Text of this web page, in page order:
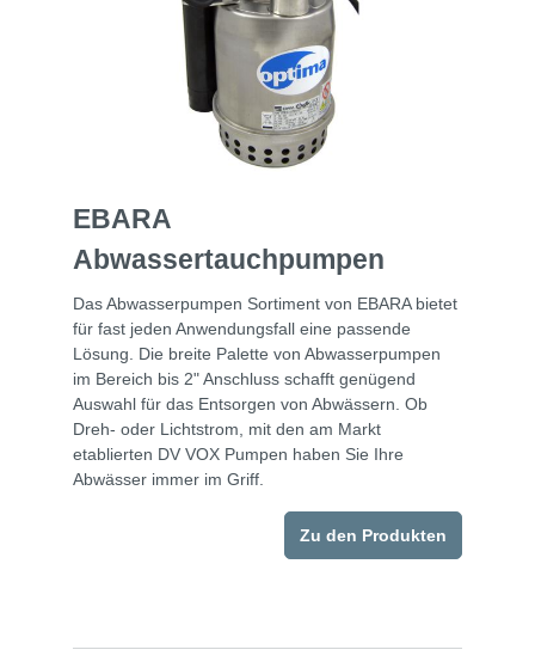
EBARA
Abwassertauchpumpen
Das Abwasserpumpen Sortiment von EBARA bietet
für fast jeden Anwendungsfall eine passende
Lösung. Die breite Palette von Abwasserpumpen
im Bereich bis 2" Anschluss schafft genügend
Auswahl für das Entsorgen von Abwässern. Ob
Dreh- oder Lichtstrom, mit den am Markt
etablierten DV VOX Pumpen haben Sie Ihre
Abwässer immer im Griff.
Zu den Produkten